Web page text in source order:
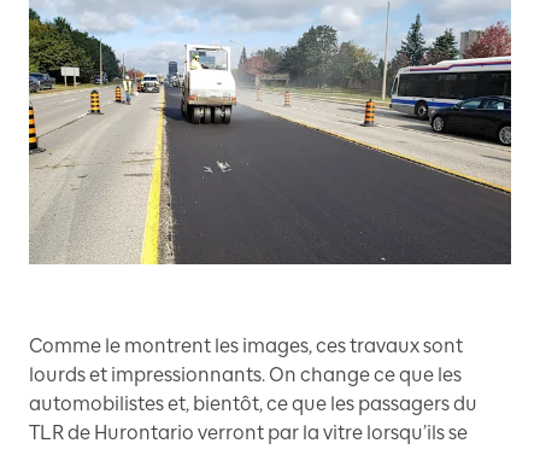
Comme le montrent les images, ces travaux sont
lourds et impressionnants. On change ce que les
automobilistes et, bientôt, ce que les passagers du
TLR de Hurontario verront par la vitre lorsqu’ils se